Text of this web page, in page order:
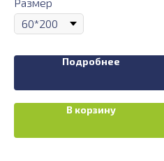
Подробнее
В корзину